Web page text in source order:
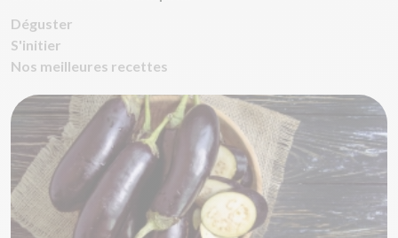
Déguster
S'initier
Nos meilleures recettes